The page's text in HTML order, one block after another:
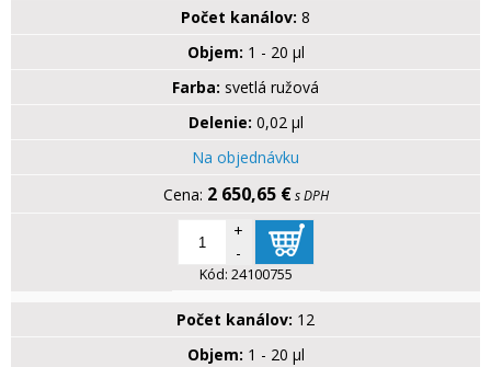
Počet kanálov: 8
Objem: 1 - 20 µl
Farba: svetlá ružová
Delenie: 0,02 µl
Na objednávku
2 650,65 € s DPH
+
-
Kód: 24100755
Počet kanálov: 12
Objem: 1 - 20 µl